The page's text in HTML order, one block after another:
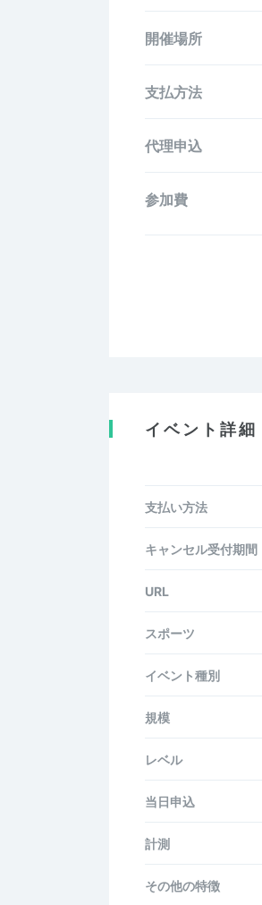
開催場所
支払方法
代理申込
参加費
イベント詳細
支払い方法
キャンセル受付期間
URL
スポーツ
イベント種別
規模
レベル
当日申込
計測
その他の特徴